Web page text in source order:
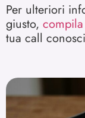
Per ulteriori
giusto,
tua call